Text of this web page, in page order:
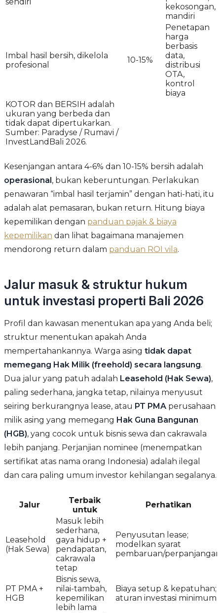
kekosongan,
mandiri
Imbal hasil bersih, dikelola
profesional
10-15%
Penetapan
harga
berbasis
data,
distribusi
OTA,
kontrol
biaya
KOTOR dan BERSIH adalah
ukuran yang berbeda dan
tidak dapat dipertukarkan.
Sumber: Paradyse / Rumavi /
InvestLandBali 2026.
Kesenjangan antara 4-6% dan 10-15% bersih adalah
operasional, bukan keberuntungan. Perlakukan
penawaran “imbal hasil terjamin” dengan hati-hati, itu
adalah alat pemasaran, bukan return. Hitung biaya
kepemilikan dengan panduan pajak & biaya
kepemilikan dan lihat bagaimana manajemen
mendorong return dalam panduan ROI vila.
Jalur masuk & struktur hukum
untuk investasi properti Bali 2026
Profil dan kawasan menentukan apa yang Anda beli;
struktur menentukan apakah Anda
mempertahankannya. Warga asing tidak dapat
memegang Hak Milik (freehold) secara langsung.
Dua jalur yang patuh adalah Leasehold (Hak Sewa),
paling sederhana, jangka tetap, nilainya menyusut
seiring berkurangnya lease, atau PT PMA perusahaan
milik asing yang memegang Hak Guna Bangunan
(HGB), yang cocok untuk bisnis sewa dan cakrawala
lebih panjang. Perjanjian nominee (menempatkan
sertifikat atas nama orang Indonesia) adalah ilegal
dan cara paling umum investor kehilangan segalanya.
Jalur
Terbaik
untuk
Perhatikan
Leasehold
(Hak Sewa)
Masuk lebih
sederhana,
gaya hidup +
pendapatan,
cakrawala
tetap
Penyusutan lease;
modelkan syarat
pembaruan/perpanjangan
PT PMA +
HGB
Bisnis sewa,
nilai-tambah,
kepemilikan
lebih lama
Biaya setup & kepatuhan;
aturan investasi minimum